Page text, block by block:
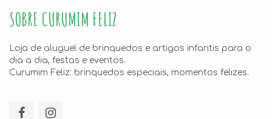
SOBRE CURUMIM FELIZ
Loja de aluguel de brinquedos e artigos infantis para o
dia a dia, festas e eventos.
Curumim Feliz: brinquedos especiais, momentos felizes.